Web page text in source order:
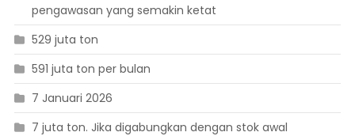
pengawasan yang semakin ketat
529 juta ton
591 juta ton per bulan
7 Januari 2026
7 juta ton. Jika digabungkan dengan stok awal